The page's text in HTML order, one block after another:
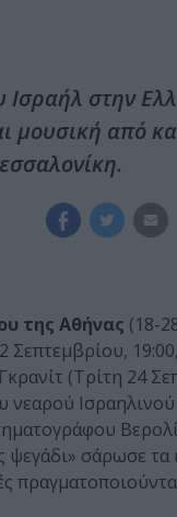
Ισραήλ στην
μουσική από
της Αθήνας (18-
(Τρίτη 24
σάρωσε τα